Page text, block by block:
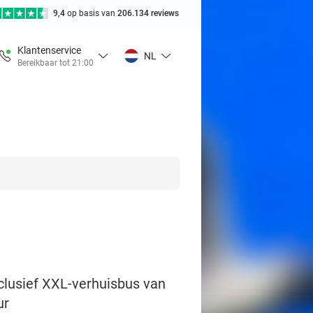
9,4 op basis van 206.134 reviews
Klantenservice
Bereikbaar tot 21:00
NL
XXL-verhuisbus van